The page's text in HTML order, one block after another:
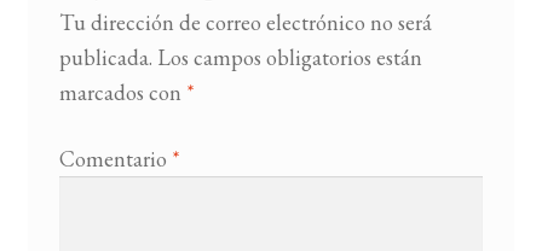
Tu dirección de correo electrónico no será
publicada. Los campos obligatorios están
marcados con *
Comentario *